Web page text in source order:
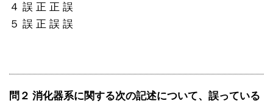
４ 誤 正 正 誤
５ 誤 正 誤 誤
問２ 消化器系に関する次の記述について、誤っている